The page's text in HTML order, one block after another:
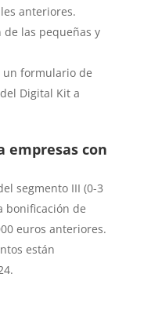
anteriores.
las pequeñas y
un formulario de
Digital Kit a
empresas con
segmento III (0-3
bonificación de
euros anteriores.
están